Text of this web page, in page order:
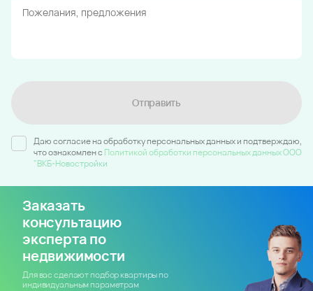
Отправить
Даю согласие на обработку персональных данных и подтверждаю,
что ознакомлен c Политикой обработки персональных данных ООО
"ВКБ-Новостройки
Заказать
консультацию
эксперта по
недвижимости
Для вас сделают подбор квартиры по
индивидуальным параметрам